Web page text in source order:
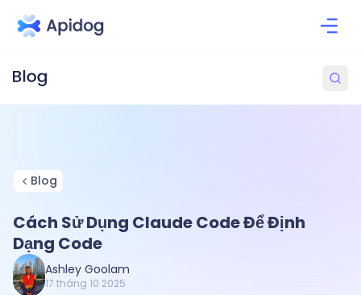
Blog
Cách Sử Dụng Claude Code Để Định
Dạng Code
Ashley Goolam
17 tháng 10 2025